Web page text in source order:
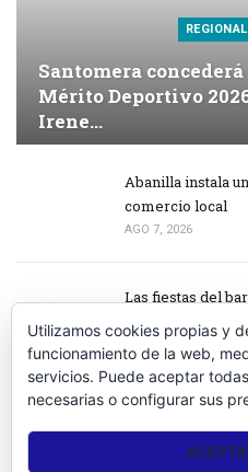
Santomera
Mérito Deportivo
Irene…
Abanilla instala
comercio local
AGO 7, 2026
Las fiestas del
días de
AGO 7, 2026
Beniel refuerza
viviendas este…
AGO 6, 2026
Utilizamos cookies propias y
funcionamiento de la web,
servicios. Puede aceptar
necesarias o configurar sus